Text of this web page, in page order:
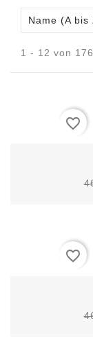
Name (A bis
1 - 12 von
favorite_border
favorite_border